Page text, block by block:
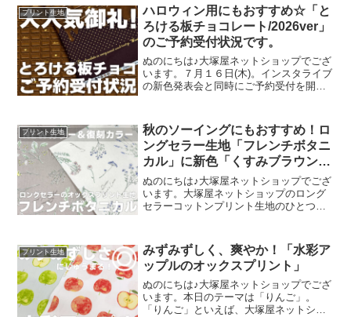
プリント生地
ハロウィン用にもおすすめ☆「と
ろける板チョコレート/2026ver」
のご予約受付状況です。
ぬのにちは♪大塚屋ネットショップでござ
います。７月１６日(木)。インスタライブ
の新色発表会と同時にご予約受付を開始
ョン。「復刻カラー３色」と「新色３
色」の全６色にて展
プリント生地
秋のソーイングにもおすすめ！ロ
ングセラー生地「フレンチボタニ
カル」に新色「くすみブラウン」
が登場！
ぬのにちは♪大塚屋ネットショップでござ
います。大塚屋ネットショップのロング
セラーコットンプリント生地のひとつ
た「ペールピンク」の再販が、この度決
定いたしました。2026
プリント生地
みずみずしく、爽やか！「水彩ア
ップルのオックスプリント」
ぬのにちは♪大塚屋ネットショップでござ
います。本日のテーマは「りんご」。
「りんご」といえば、大塚屋ネットショ